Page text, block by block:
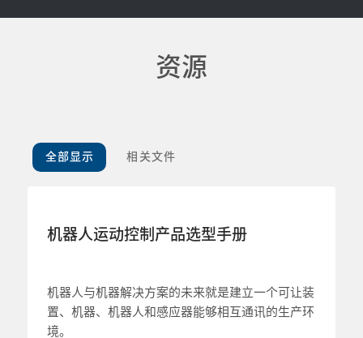
资源
全部显示 相关文件
机器人运动控制产品选型手册
机器人与机器解决方案的未来就是建立一个可让装
置、机器、机器人和感应器能够相互通讯的生产环
境。